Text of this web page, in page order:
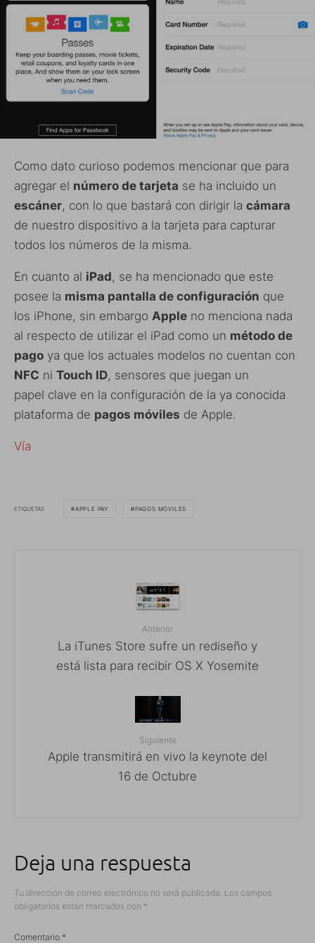
Como dato curioso podemos mencionar que para
agregar el número de tarjeta se ha incluido un
escáner, con lo que bastará con dirigir la cámara
de nuestro dispositivo a la tarjeta para capturar
todos los números de la misma.
En cuanto al iPad, se ha mencionado que este
posee la misma pantalla de configuración que
los iPhone, sin embargo Apple no menciona nada
al respecto de utilizar el iPad como un método de
pago ya que los actuales modelos no cuentan con
NFC ni Touch ID, sensores que juegan un
papel clave en la configuración de la ya conocida
plataforma de pagos móviles de Apple.
Vía
ETIQUETAS APPLE PAY PAGOS MÓVILES
Anterior
La iTunes Store sufre un rediseño y
está lista para recibir OS X Yosemite
Siguiente
Apple transmitirá en vivo la keynote del
16 de Octubre
Deja una respuesta
Tu dirección de correo electrónico no será publicada. Los campos
obligatorios están marcados con *
Comentario *